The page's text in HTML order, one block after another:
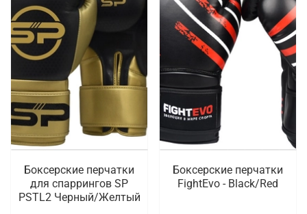
Боксерские перчатки
для спаррингов SP
PSTL2 Черный/Желтый
Боксерские перчатки
FightEvo - Black/Red